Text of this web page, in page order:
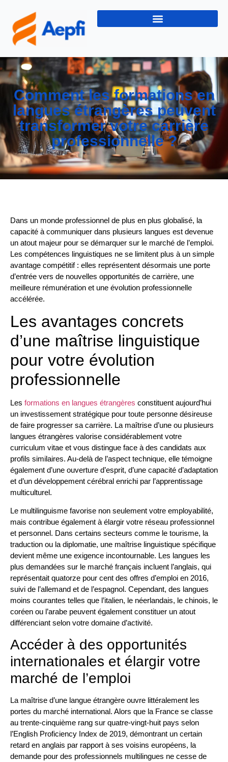
Comment les formations en
langues étrangères peuvent
transformer votre carrière
professionnelle ?
Dans un monde professionnel de plus en plus globalisé, la
capacité à communiquer dans plusieurs langues est devenue
un atout majeur pour se démarquer sur le marché de l’emploi.
Les compétences linguistiques ne se limitent plus à un simple
avantage compétitif : elles représentent désormais une porte
d’entrée vers de nouvelles opportunités de carrière, une
meilleure rémunération et une évolution professionnelle
accélérée.
Les avantages concrets
d’une maîtrise linguistique
pour votre évolution
professionnelle
Les formations en langues étrangères constituent aujourd’hui
un investissement stratégique pour toute personne désireuse
de faire progresser sa carrière. La maîtrise d’une ou plusieurs
langues étrangères valorise considérablement votre
curriculum vitae et vous distingue face à des candidats aux
profils similaires. Au-delà de l’aspect technique, elle témoigne
également d’une ouverture d’esprit, d’une capacité d’adaptation
et d’un développement cérébral enrichi par l’apprentissage
multiculturel.
Le multilinguisme favorise non seulement votre employabilité,
mais contribue également à élargir votre réseau professionnel
et personnel. Dans certains secteurs comme le tourisme, la
traduction ou la diplomatie, une maîtrise linguistique spécifique
devient même une exigence incontournable. Les langues les
plus demandées sur le marché français incluent l’anglais, qui
représentait quatorze pour cent des offres d’emploi en 2016,
suivi de l’allemand et de l’espagnol. Cependant, des langues
moins courantes telles que l’italien, le néerlandais, le chinois, le
coréen ou l’arabe peuvent également constituer un atout
différenciant selon votre domaine d’activité.
Accéder à des opportunités
internationales et élargir votre
marché de l’emploi
La maîtrise d’une langue étrangère ouvre littéralement les
portes du marché international. Alors que la France se classe
au trente-cinquième rang sur quatre-vingt-huit pays selon
l’English Proficiency Index de 2019, démontrant un certain
retard en anglais par rapport à ses voisins européens, la
demande pour des professionnels multilingues ne cesse de